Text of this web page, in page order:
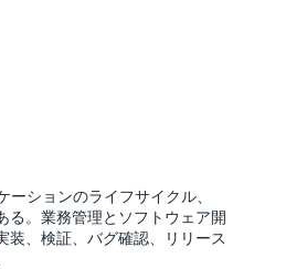
ションのライフサイクル、
る。業務管理とソフトウェア開
装、検証、バグ確認、リリース